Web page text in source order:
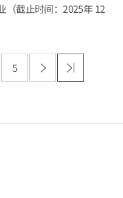
截止时间：2025年 12
5